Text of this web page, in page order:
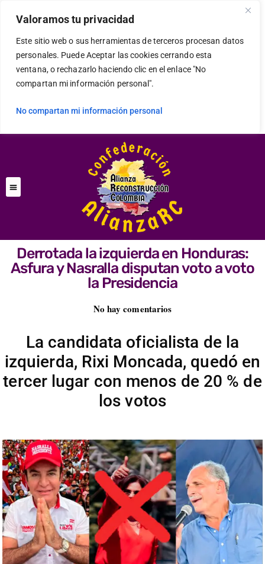
Valoramos tu privacidad
Este sitio web o sus herramientas de terceros procesan datos
personales. Puede Aceptar las cookies cerrando esta
ventana, o rechazarlo haciendo clic en el enlace "No
compartan mi información personal".
No compartan mi información personal
Derrotada la izquierda en Honduras:
Asfura y Nasralla disputan voto a voto
la Presidencia
No hay comentarios
La candidata oficialista de la
izquierda, Rixi Moncada, quedó en
tercer lugar con menos de 20 % de
los votos